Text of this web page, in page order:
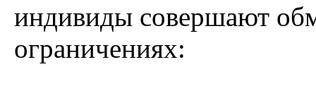
индивиды совершают
ограничениях: